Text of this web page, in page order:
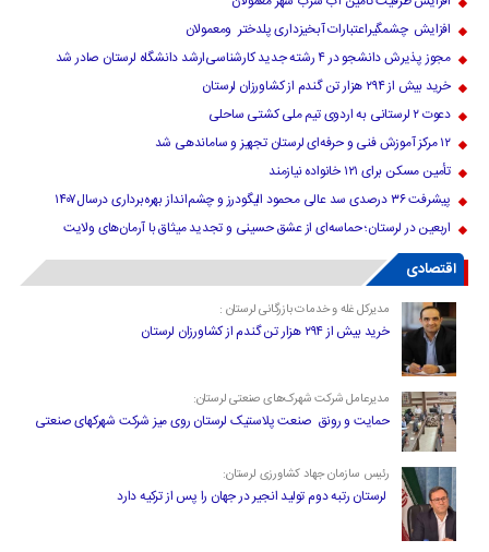
افزایش چشمگیراعتبارات آبخیزداری پلدختر ومعمولان
مجوز پذیرش دانشجو در ۴ رشته جدید کارشناسی‌ارشد دانشگاه لرستان صادر شد
خرید بیش از ۲۹۴ هزار تن گندم از کشاورزان لرستان
دعوت ۲ لرستانی به اردوی تیم ملی کشتی ساحلی
۱۲ مرکز آموزش فنی و حرفه‌ای لرستان تجهیز و ساماندهی شد
تأمین مسکن برای ۱۲۱ خانواده نیازمند
پیشرفت ۳۶ درصدی سد عالی محمود الیگودرز و چشم‌انداز بهره‌برداری درسال۱۴۰۷
اربعین در لرستان؛ حماسه‌ای از عشق حسینی و تجدید میثاق با آرمان‌های ولایت
اقتصادی
مدیرکل غله و خدمات بازرگانی لرستان :
خرید بیش از ۲۹۴ هزار تن گندم از کشاورزان لرستان
مدیرعامل شرکت شهرک‌های صنعتی لرستان:
حمایت و رونق صنعت پلاستیک لرستان روی میز شرکت شهرکهای صنعتی
رئیس سازمان جهاد کشاورزی لرستان:
لرستان رتبه دوم تولید انجیر در جهان را پس از ترکیه دارد